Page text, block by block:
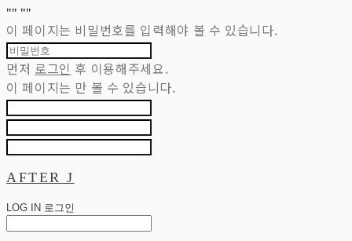
"" ""
이 페이지는 비밀번호를 입력해야 볼 수 있습니다.
먼저 로그인 후 이용해주세요.
이 페이지는 만 볼 수 있습니다.
AFTER J
LOG IN 로그인